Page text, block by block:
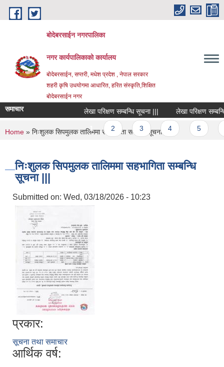
Skip to main content
बोदेबरसाईन नगरपालिका
नगर कार्यपालिकाको कार्यालय
बोदेबरसाईन, सप्तरी, मधेश प्रदेश , नेपाल सरकार
शहरी कृषि उधयोगमा आधारित, हरित संस्कृति,शिक्षित
बोदेबरसाईन नगर
समाचार लेखा परिक्षण सम्बन्धि सूचना ||| लेखा परिक्षण सम्बन्धि
Pages
1 2 3 4
You are here
Home » निःशुलक सिपमुलक तालिममा सहभागिता सम्बन्धि सूचना |||
निःशुलक सिपमुलक तालिममा सहभागिता सम्बन्धि
सूचना |||
Submitted on: Wed, 03/18/2026 - 10:23
प्रकार:
सूचना तथा समाचार
आर्थिक वर्ष: